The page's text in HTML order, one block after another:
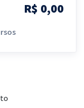
R$ 0,00